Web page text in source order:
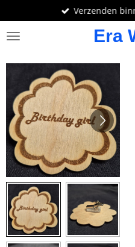
direct
naar
hoofdinhoud
Era
Verzenden